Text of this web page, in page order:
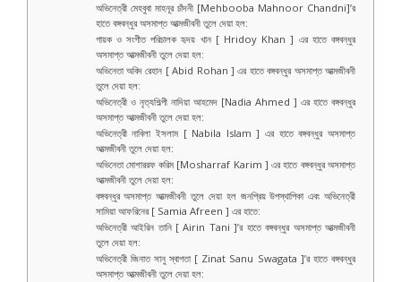
অভিনেত্রী মেহবুবা মাহনূর চাঁদনী [Mehbooba Mahnoor Chandni]’র
হাতে বঙ্গবন্ধুর অসমাপ্ত আত্মজীবনী তুলে দেয়া হল:
গায়ক ও সংগীত পরিচালক হৃদয় খান [ Hridoy Khan ] এর হাতে বঙ্গবন্ধুর
অসমাপ্ত আত্মজীবনী তুলে দেয়া হল:
অভিনেতা অবিদ রেহান [ Abid Rohan ] এর হাতে বঙ্গবন্ধুর অসমাপ্ত আত্মজীবনী
তুলে দেয়া হল:
অভিনেত্রী ও নৃত্যশিল্পী নাদিয়া আহমেদ [Nadia Ahmed ] এর হাতে বঙ্গবন্ধুর
অসমাপ্ত আত্মজীবনী তুলে দেয়া হল:
অভিনেত্রী নাবিলা ইসলাম [ Nabila Islam ] এর হাতে বঙ্গবন্ধুর অসমাপ্ত
আত্মজীবনী তুলে দেয়া হল:
অভিনেতা মোশাররফ করিম [Mosharraf Karim ] এর হাতে বঙ্গবন্ধুর অসমাপ্ত
আত্মজীবনী তুলে দেয়া হল:
বঙ্গবন্ধুর অসমাপ্ত আত্মজীবনী তুলে দেয়া হল জনপ্রিয় উপস্থাপিকা এবং অভিনেত্রী
সামিয়া আফরিনের [ Samia Afreen ] এর হাতে:
অভিনেত্রী আইরিন তানি [ Airin Tani ]’র হাতে বঙ্গবন্ধুর অসমাপ্ত আত্মজীবনী
তুলে দেয়া হল:
অভিনেত্রী জিনাত সানু স্বাগতা [ Zinat Sanu Swagata ]’র হাতে বঙ্গবন্ধুর
অসমাপ্ত আত্মজীবনী তুলে দেয়া হল: